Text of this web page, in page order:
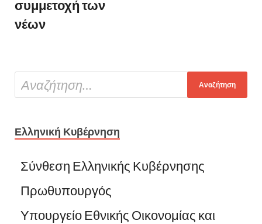
συμμετοχή των
νέων
Ελληνική Κυβέρνηση
Σύνθεση Ελληνικής Κυβέρνησης
Πρωθυπουργός
Υπουργείο Εθνικής Οικονομίας και